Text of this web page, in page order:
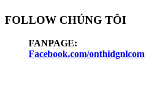
FOLLOW CHÚNG TÔI
FANPAGE:
Facebook.com/onthidgnlcom